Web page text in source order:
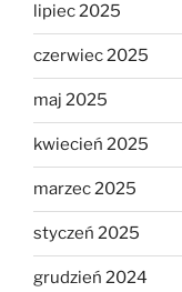
lipiec 2025
czerwiec 2025
maj 2025
kwiecień 2025
marzec 2025
styczeń 2025
grudzień 2024